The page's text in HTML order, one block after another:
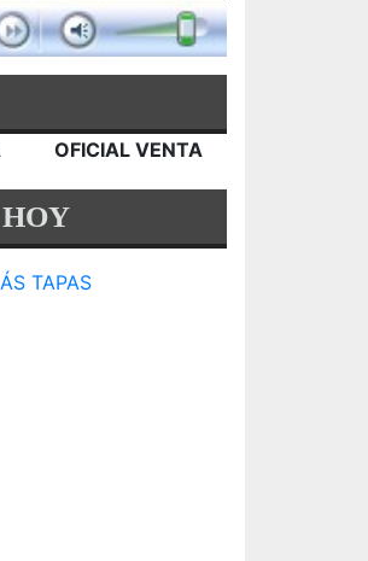
OFICIAL VENTA
TAPAS